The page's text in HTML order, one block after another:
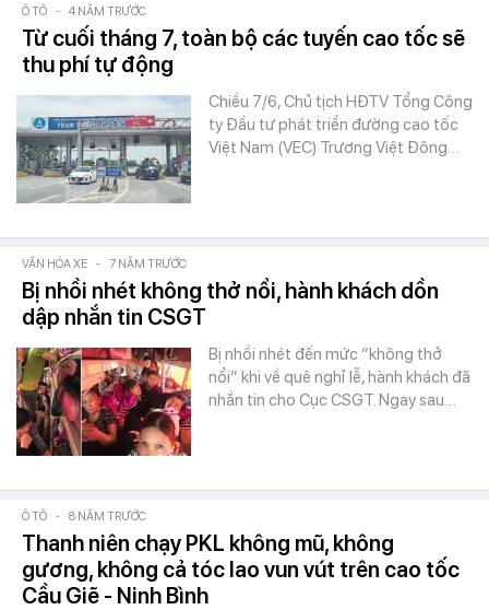
Ô TÔ - 4 NĂM TRƯỚC
Từ cuối tháng 7, toàn bộ các tuyến cao tốc sẽ
thu phí tự động
Chiều 7/6, Chủ tịch HĐTV Tổng Công
ty Đầu tư phát triển đường cao tốc
Việt Nam (VEC) Trương Việt Đông…
VĂN HÓA XE - 7 NĂM TRƯỚC
Bị nhồi nhét không thở nổi, hành khách dồn
dập nhắn tin CSGT
Bị nhồi nhét đến mức “không thở
nổi” khi về quê nghỉ lễ, hành khách đã
nhắn tin cho Cục CSGT. Ngay sau…
Ô TÔ - 8 NĂM TRƯỚC
Thanh niên chạy PKL không mũ, không
gương, không cả tóc lao vun vút trên cao tốc
Cầu Giẽ - Ninh Bình